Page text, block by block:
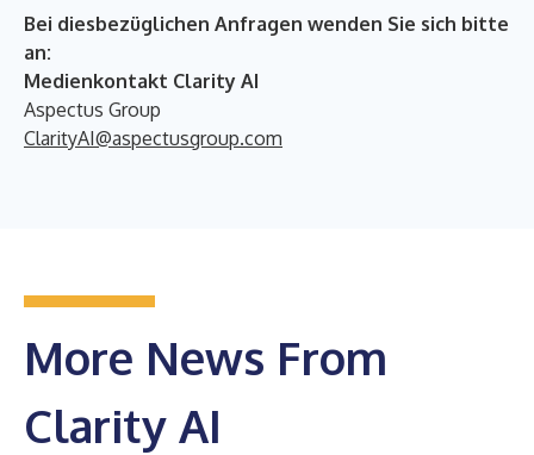
Bei diesbezüglichen Anfragen wenden Sie sich bitte
an:
Medienkontakt Clarity AI
Aspectus Group
ClarityAI@aspectusgroup.com
More News From
Clarity AI